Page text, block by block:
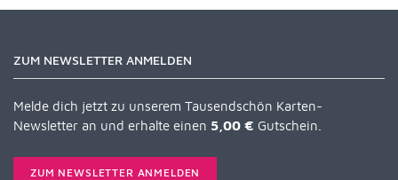
ZUM NEWSLETTER ANMELDEN
Melde dich jetzt zu unserem Tausendschön Karten-
Newsletter an und erhalte einen 5,00 € Gutschein.
ZUM NEWSLETTER ANMELDEN